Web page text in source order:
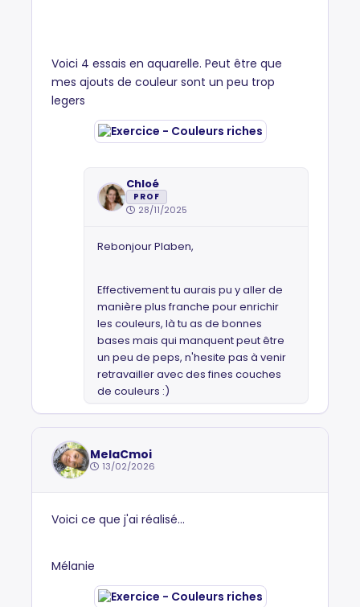
Voici 4 essais en aquarelle. Peut être que
mes ajouts de couleur sont un peu trop
legers
Chloé
PROF
28/11/2025
Rebonjour Plaben,
Effectivement tu aurais pu y aller de
manière plus franche pour enrichir
les couleurs, là tu as de bonnes
bases mais qui manquent peut être
un peu de peps, n'hesite pas à venir
retravailler avec des fines couches
de couleurs :)
MelaCmoi
13/02/2026
Voici ce que j'ai réalisé...
Mélanie